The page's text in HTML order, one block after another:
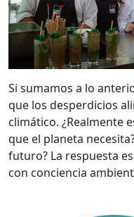
Si sumamos a lo
que los desperdicios
climático. ¿Realmente
que el planeta
futuro? La respuesta
con conciencia